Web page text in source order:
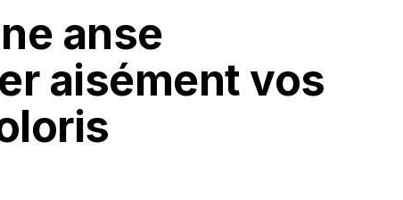
anse
aisément vos